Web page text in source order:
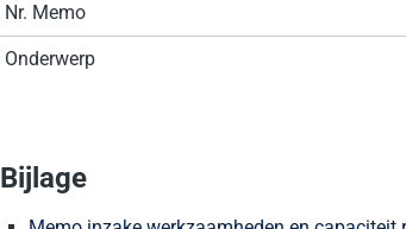
Nr. Memo
Onderwerp
Bijlage